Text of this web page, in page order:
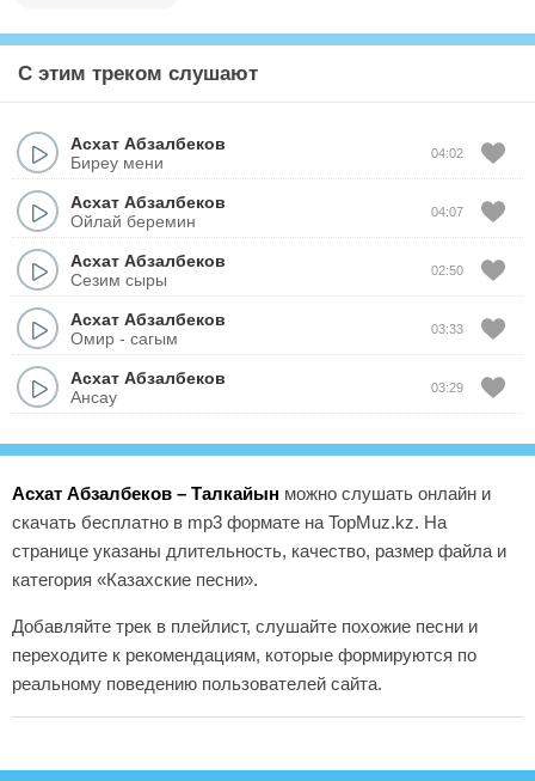
С этим треком слушают
Асхат Абзалбеков
Биреу мени
04:02
Асхат Абзалбеков
Ойлай беремин
04:07
Асхат Абзалбеков
Сезим сыры
02:50
Асхат Абзалбеков
Омир - сагым
03:33
Асхат Абзалбеков
Ансау
03:29
Асхат Абзалбеков – Талкайын можно слушать онлайн и
скачать бесплатно в mp3 формате на TopMuz.kz. На
странице указаны длительность, качество, размер файла и
категория «Казахские песни».
Добавляйте трек в плейлист, слушайте похожие песни и
переходите к рекомендациям, которые формируются по
реальному поведению пользователей сайта.